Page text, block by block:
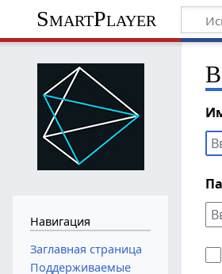
SmartPlayer
Навигация
Заглавная страница
Поддерживаемые